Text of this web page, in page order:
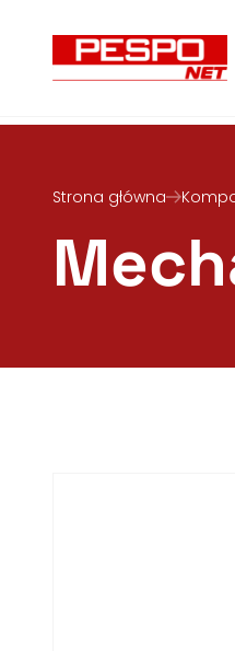
Strona główna